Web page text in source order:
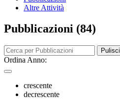
Altre Attività
Pubblicazioni (84)
Pulisci
Ordina Anno:
crescente
decrescente